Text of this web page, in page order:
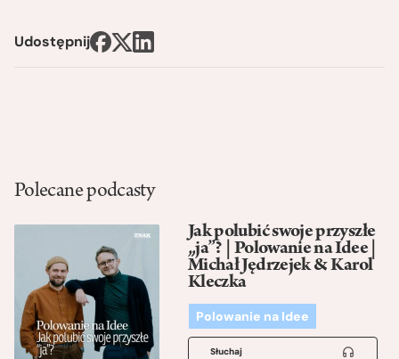
Udostępnij
Polecane podcasty
Jak polubić swoje przyszłe
„ja”? | Polowanie na Idee |
Michał Jędrzejek & Karol
Kleczka
Polowanie na Idee
Słuchaj